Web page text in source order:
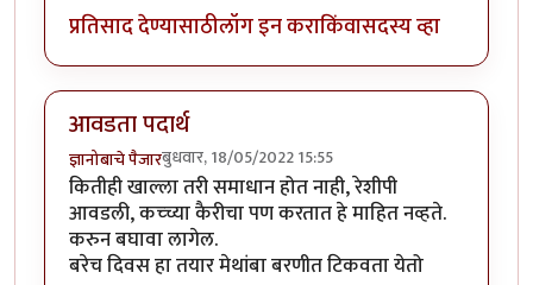
प्रतिसाद देण्यासाठीलॉग इन कराकिंवासदस्य व्हा
आवडता पदार्थ
ज्ञानोबाचे पैजारबुधवार, 18/05/2022 15:55
कितीही खाल्ला तरी समाधान होत नाही, रेशीपी
आवडली, कच्च्या कैरीचा पण करतात हे माहित नव्हते.
करुन बघावा लागेल.
बरेच दिवस हा तयार मेथांबा बरणीत टिकवता येतो